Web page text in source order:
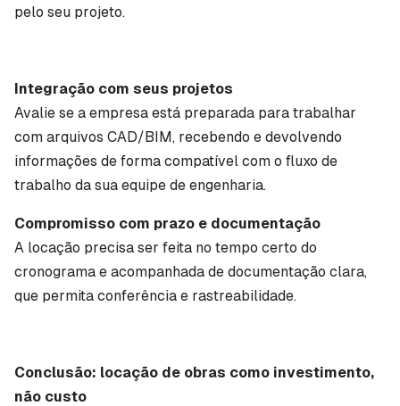
pelo seu projeto.
Integração com seus projetos
Avalie se a empresa está preparada para trabalhar
com arquivos CAD/BIM, recebendo e devolvendo
informações de forma compatível com o fluxo de
trabalho da sua equipe de engenharia.
Compromisso com prazo e documentação
A locação precisa ser feita no tempo certo do
cronograma e acompanhada de documentação clara,
que permita conferência e rastreabilidade.
Conclusão: locação de obras como investimento,
não custo